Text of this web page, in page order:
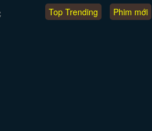
Top Trending Phim mới